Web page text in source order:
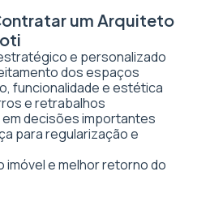
um Arquiteto
e personalizado
dos espaços
funcionalidade e estética
e retrabalhos
decisões importantes
para regularização e
imóvel e melhor retorno do